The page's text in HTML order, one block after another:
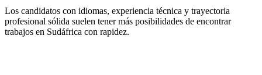
Los candidatos con idiomas, experiencia técnica y trayectoria
profesional sólida suelen tener más posibilidades de encontrar
trabajos en Sudáfrica con rapidez.